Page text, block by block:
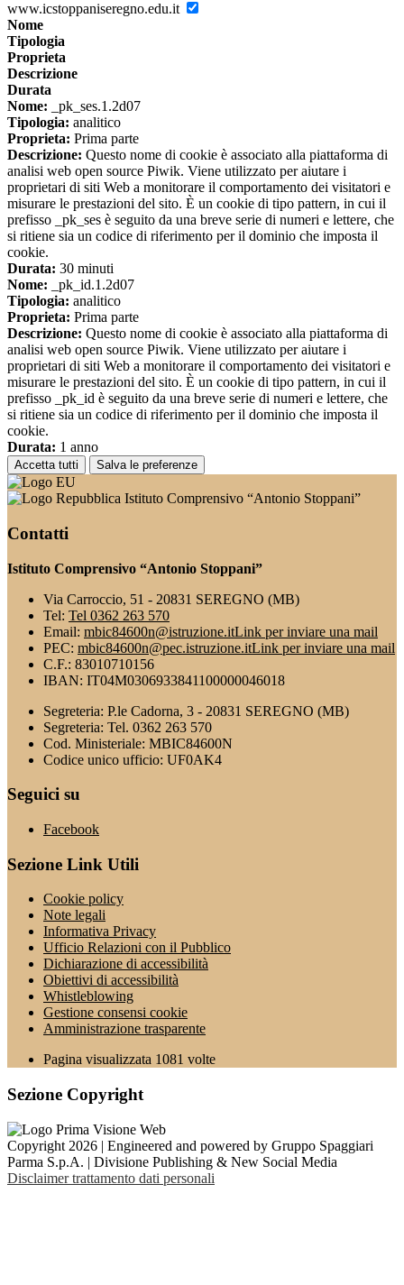
www.icstoppaniseregno.edu.it
Nome
Tipologia
Proprieta
Descrizione
Durata
Nome: _pk_ses.1.2d07
Tipologia: analitico
Proprieta: Prima parte
Descrizione: Questo nome di cookie è associato alla piattaforma di
analisi web open source Piwik. Viene utilizzato per aiutare i
proprietari di siti Web a monitorare il comportamento dei visitatori e
misurare le prestazioni del sito. È un cookie di tipo pattern, in cui il
prefisso _pk_ses è seguito da una breve serie di numeri e lettere, che
si ritiene sia un codice di riferimento per il dominio che imposta il
cookie.
Durata: 30 minuti
Nome: _pk_id.1.2d07
Tipologia: analitico
Proprieta: Prima parte
Descrizione: Questo nome di cookie è associato alla piattaforma di
analisi web open source Piwik. Viene utilizzato per aiutare i
proprietari di siti Web a monitorare il comportamento dei visitatori e
misurare le prestazioni del sito. È un cookie di tipo pattern, in cui il
prefisso _pk_id è seguito da una breve serie di numeri e lettere, che
si ritiene sia un codice di riferimento per il dominio che imposta il
cookie.
Durata: 1 anno
Accetta tutti Salva le preferenze
Istituto Comprensivo “Antonio Stoppani”
Contatti
Istituto Comprensivo “Antonio Stoppani”
Via Carroccio, 51 - 20831 SEREGNO (MB)
Tel: Tel 0362 263 570
Email: mbic84600n@istruzione.itLink per inviare una mail
PEC: mbic84600n@pec.istruzione.itLink per inviare una mail
C.F.: 83010710156
IBAN: IT04M0306933841100000046018
Segreteria: P.le Cadorna, 3 - 20831 SEREGNO (MB)
Segreteria: Tel. 0362 263 570
Cod. Ministeriale: MBIC84600N
Codice unico ufficio: UF0AK4
Seguici su
Facebook
Sezione Link Utili
Cookie policy
Note legali
Informativa Privacy
Ufficio Relazioni con il Pubblico
Dichiarazione di accessibilità
Obiettivi di accessibilità
Whistleblowing
Gestione consensi cookie
Amministrazione trasparente
Pagina visualizzata 1081 volte
Sezione Copyright
Copyright 2026 | Engineered and powered by Gruppo Spaggiari
Parma S.p.A. | Divisione Publishing & New Social Media
Disclaimer trattamento dati personali